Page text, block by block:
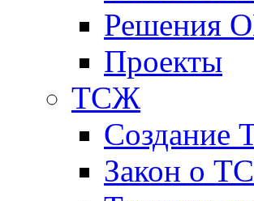
Решения
Проекты
ТСЖ
Создание
Закон о